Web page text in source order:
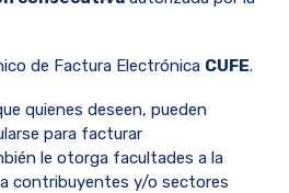
de Factura Electrónica CUFE.
quienes deseen, pueden
para facturar
le otorga facultades a la
contribuyentes y/o sectores